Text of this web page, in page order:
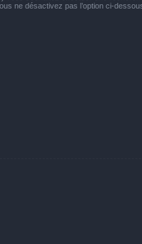
ne désactivez pas l’option ci-